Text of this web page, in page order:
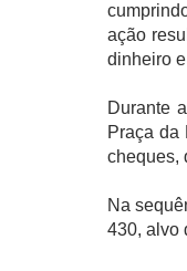
ação
dinheiro
Durante
Praça da
cheques,
Na
430, alvo